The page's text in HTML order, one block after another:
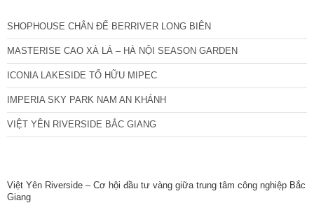
SHOPHOUSE CHÂN ĐẾ BERRIVER LONG BIÊN
MASTERISE CAO XÀ LÁ – HÀ NỘI SEASON GARDEN
ICONIA LAKESIDE TỐ HỮU MIPEC
IMPERIA SKY PARK NAM AN KHÁNH
VIỆT YÊN RIVERSIDE BẮC GIANG
Việt Yên Riverside – Cơ hội đầu tư vàng giữa trung tâm công nghiệp Bắc
Giang